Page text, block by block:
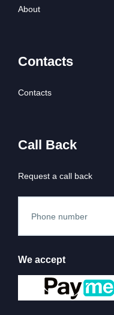
About
Contacts
Contacts
Call Back
Request a call back
We accept